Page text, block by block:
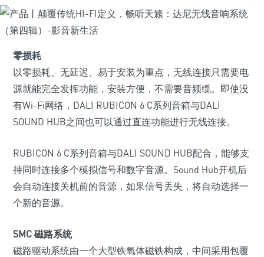
零损耗
以零损耗、无延迟、易于安装为重点，无线连接只需要电
源就能完全发挥功能，安装方便，不需要音频缆。即使没
有Wi-Fi网络，DALI RUBICON 6 C系列音箱与DALI
SOUND HUB之间也可以通过直连功能进行无线连接。
RUBICON 6 C系列音箱与DALI SOUND HUB配合，能够支
持同时连接多个模拟信号和数字音源。Sound Hub开机后
会自动连接关机前的音源，如果信号丢失，将自动选择一
个新的音源。
SMC 磁路系统
磁路驱动系统由一个大型铁氧体磁铁构成，中间采用包覆